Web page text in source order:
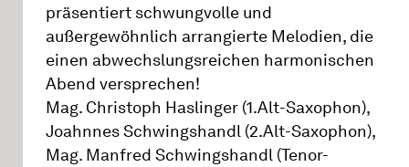
präsentiert schwungvolle und
außergewöhnlich arrangierte Melodien, die
einen abwechslungsreichen harmonischen
Abend versprechen!
Mag. Christoph Haslinger (1.Alt-Saxophon),
Joahnnes Schwingshandl (2.Alt-Saxophon),
Mag. Manfred Schwingshandl (Tenor-